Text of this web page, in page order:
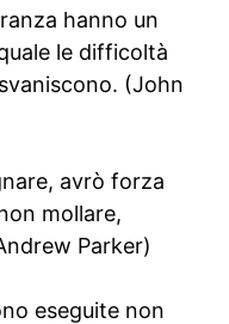
hanno un
le difficoltà
(John
avrò forza
mollare,
Parker)
eseguite non